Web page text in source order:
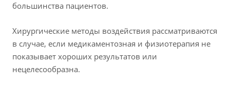
большинства пациентов.
Хирургические методы воздействия рассматриваются
в случае, если медикаментозная и физиотерапия не
показывает хороших результатов или
нецелесообразна.